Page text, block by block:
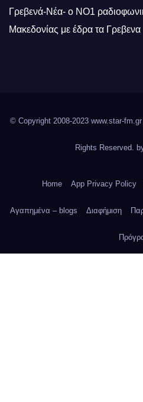
Γρεβενά-Νέα- ο ΝΟ1
Μακεδονίας με έδρα τα Γρεβενα
© Copyright 2008-2023 www.star-fm.gr
Rights Reserved.
Home App Privacy Policy
Αγαπημένα – blogs Διαφήμιση